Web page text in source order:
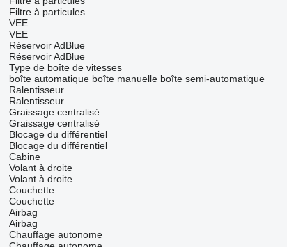
Filtre à particules
VEE
VEE
Réservoir AdBlue
Réservoir AdBlue
Type de boîte de vitesses
boîte automatique boîte manuelle boîte semi-automatique
Ralentisseur
Ralentisseur
Graissage centralisé
Graissage centralisé
Blocage du différentiel
Blocage du différentiel
Cabine
Volant à droite
Volant à droite
Couchette
Couchette
Airbag
Airbag
Chauffage autonome